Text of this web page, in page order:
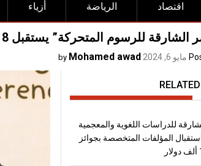
أزياء الرياضة اقتصاد
للرسوم المتحركة” يستقبل 8 آلاف زائر ويتوّج الفائزين بجوائز دورته الثانية
مايو 6, 2024 by
Mohamed awad
للدراسات اللغوية والمعجمية
المؤلفات المتخصصة بجوائز